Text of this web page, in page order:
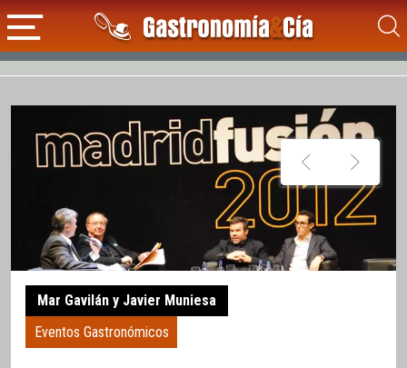
Mar Gavilán y Javier Muniesa
Eventos Gastronómicos